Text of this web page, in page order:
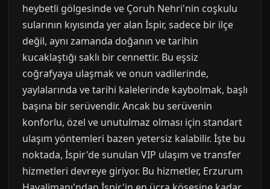
heybetli gölgesinde ve Çoruh Nehri'nin coşkulu
sularının kıyısında yer alan İspir, sadece bir ilçe
değil, aynı zamanda doğanın ve tarihin
kucaklaştığı saklı bir cennettir. Bu eşsiz
coğrafyaya ulaşmak ve onun vadilerinde,
yaylalarında ve tarihi kalelerinde kaybolmak, başlı
başına bir serüvendir. Ancak bu serüvenin
konforlu, özel ve unutulmaz olması için standart
ulaşım yöntemleri bazen yetersiz kalabilir. İşte bu
noktada, İspir'de sunulan VIP ulaşım ve transfer
hizmetleri devreye giriyor. Bu hizmetler, Erzurum